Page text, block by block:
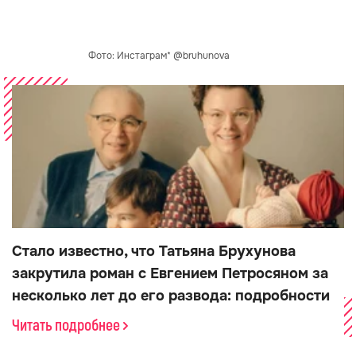
Фото: Инстаграм* @bruhunova
Стало известно, что Татьяна Брухунова
закрутила роман с Евгением Петросяном за
несколько лет до его развода: подробности
Читать подробнее